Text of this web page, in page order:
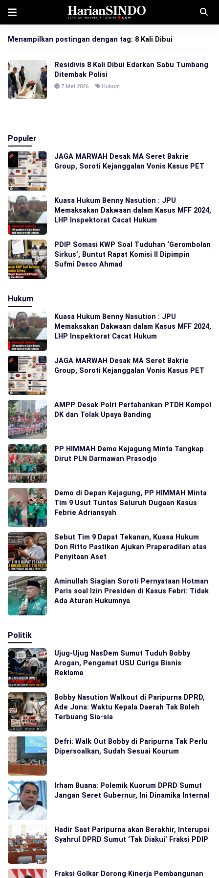
Menampilkan postingan dengan tag: 8 Kali Dibui
Residivis 8 Kali Dibui Edarkan Sabu Tumbang
Ditembak Polisi
7 Mei 2026 Hukum
Populer
JAGA MARWAH Desak MA Seret Bakrie
Group, Soroti Kejanggalan Vonis Kasus PET
Kuasa Hukum Benny Nasution : JPU
Memaksakan Dakwaan dalam Kasus MFF 2024,
LHP Inspektorat Cacat Hukum
PDIP Somasi KWP Soal Tuduhan ‘Gerombolan
Sirkus’, Buntut Rapat Komisi II Dipimpin
Sufmi Dasco Ahmad
Hukum
Kuasa Hukum Benny Nasution : JPU
Memaksakan Dakwaan dalam Kasus MFF 2024,
LHP Inspektorat Cacat Hukum
JAGA MARWAH Desak MA Seret Bakrie
Group, Soroti Kejanggalan Vonis Kasus PET
AMPP Desak Polri Pertahankan PTDH Kompol
DK dan Tolak Upaya Banding
PP HIMMAH Demo Kejagung Minta Tangkap
Dirut PLN Darmawan Prasodjo
Demo di Depan Kejagung, PP HIMMAH Minta
Tim 9 Usut Tuntas Seluruh Dugaan Kasus
Febrie Adriansyah
Sebut Tim 9 Dapat Tekanan, Kuasa Hukum
Don Ritto Pastikan Ajukan Praperadilan atas
Penyitaan Aset
Aminullah Siagian Soroti Pernyataan Hotman
Paris soal Izin Presiden di Kasus Febri: Tidak
Ada Aturan Hukumnya
Politik
Ujug-Ujug NasDem Sumut Tuduh Bobby
Arogan, Pengamat USU Curiga Bisnis
Reklame
Bobby Nasution Walkout di Paripurna DPRD,
Ade Jona: Waktu Kepala Daerah Tak Boleh
Terbuang Sia-sia
Defri: Walk Out Bobby di Paripurna Tak Perlu
Dipersoalkan, Sudah Sesuai Kourum
Irham Buana: Polemik Kuorum DPRD Sumut
Jangan Seret Gubernur, Ini Dinamika Internal
Hadir Saat Paripurna akan Berakhir, Interupsi
Syahrul DPRD Sumut ‘Tak Diakui’ Fraksi PDIP
Fraksi Golkar Dorong Kinerja Pembangunan